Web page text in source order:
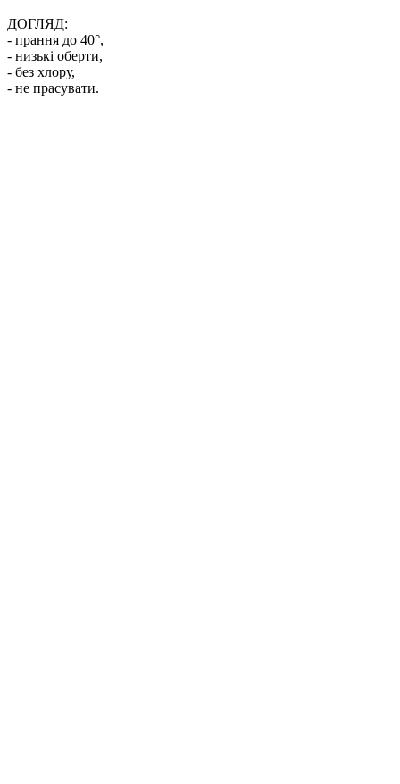
ДОГЛЯД:
- прання до 40°,
- низькі обeрти,
- без хлору,
- не прасувати.